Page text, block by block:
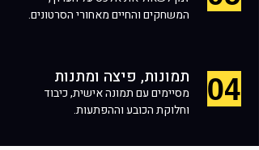
המשחקים והחיים מאחורי הסרטונים.
תמונות, פיצה ומתנות
מסיימים עם תמונה אישית, כיבוד
וחלוקת הכובע וההפתעות.
04